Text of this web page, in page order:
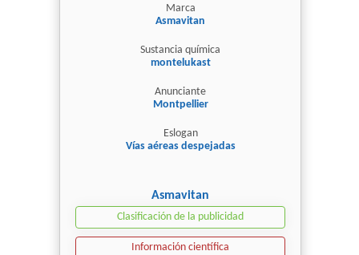
Marca
Asmavitan
Sustancia química
montelukast
Anunciante
Montpellier
Eslogan
Vías aéreas despejadas
Asmavitan
Clasificación de la publicidad
Información científica